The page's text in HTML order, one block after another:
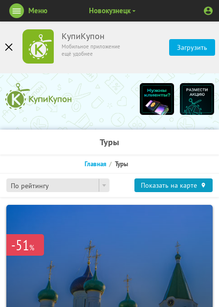
КупиКупон
Мобильное приложение
ещё удобнее
Загрузить
Меню Новокузнецк
Туры
По рейтингу
Главная Туры
Показать на карте
-51%